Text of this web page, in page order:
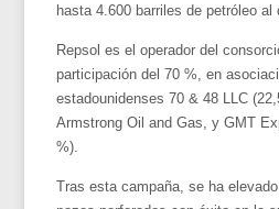
hasta 4.600 barriles de petróleo al
Repsol es el operador del
participación del 70 %, en
estadounidenses 70 & 48 LLC
Armstrong Oil and Gas, y GMT
%).
Tras esta campaña, se ha